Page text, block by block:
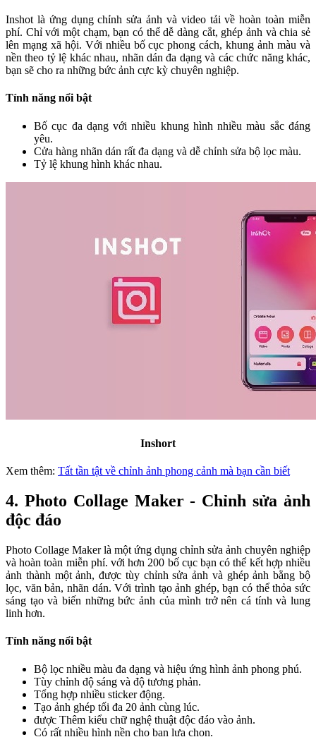
Inshot là ứng dụng chỉnh sửa ảnh và video tải về hoàn toàn miễn
phí. Chỉ với một chạm, bạn có thể dễ dàng cắt, ghép ảnh và chia sẻ
lên mạng xã hội. Với nhiều bố cục phong cách, khung ảnh màu và
nền theo tỷ lệ khác nhau, nhãn dán đa dạng và các chức năng khác,
bạn sẽ cho ra những bức ảnh cực kỳ chuyên nghiệp.
Tính năng nổi bật
Bố cục đa dạng với nhiều khung hình nhiều màu sắc đáng
yêu.
Cửa hàng nhãn dán rất đa dạng và dễ chỉnh sửa bộ lọc màu.
Tỷ lệ khung hình khác nhau.
Inshort
Xem thêm: Tất tần tật về chỉnh ảnh phong cảnh mà bạn cần biết
4. Photo Collage Maker - Chỉnh sửa ảnh
độc đáo
Photo Collage Maker là một ứng dụng chỉnh sửa ảnh chuyên nghiệp
và hoàn toàn miễn phí. với hơn 200 bố cục bạn có thể kết hợp nhiều
ảnh thành một ảnh, được tùy chỉnh sửa ảnh và ghép ảnh bằng bộ
lọc, văn bản, nhãn dán. Với trình tạo ảnh ghép, bạn có thể thỏa sức
sáng tạo và biến những bức ảnh của mình trở nên cá tính và lung
linh hơn.
Tính năng nổi bật
Bộ lọc nhiều màu đa dạng và hiệu ứng hình ảnh phong phú.
Tùy chỉnh độ sáng và độ tương phản.
Tổng hợp nhiều sticker động.
Tạo ảnh ghép tối đa 20 ảnh cùng lúc.
được Thêm kiểu chữ nghệ thuật độc đáo vào ảnh.
Có rất nhiều hình nền cho bạn lựa chọn.